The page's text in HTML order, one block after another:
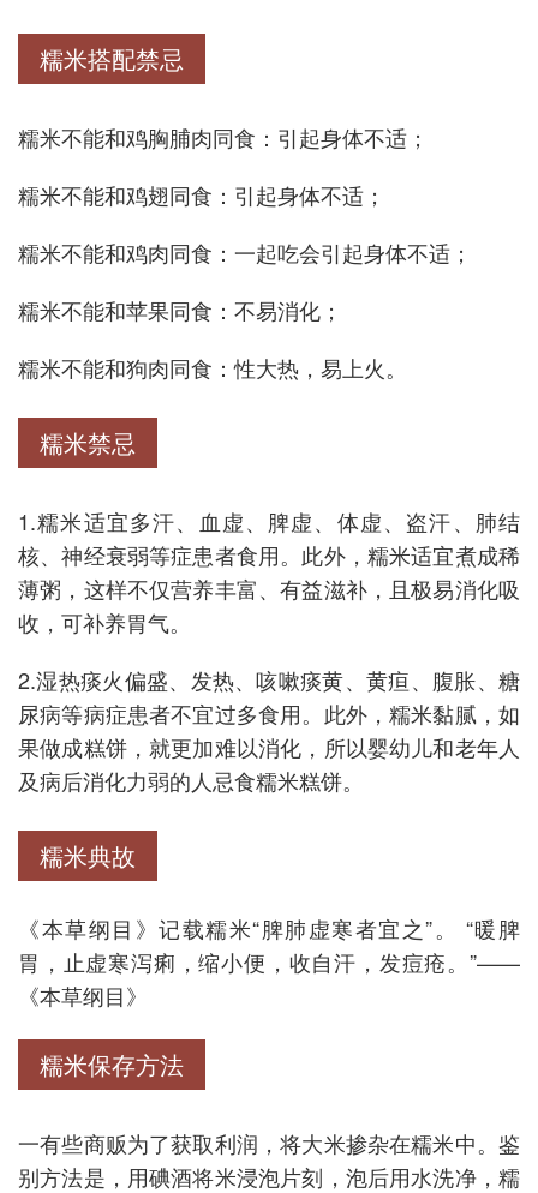
糯米搭配禁忌
糯米不能和鸡胸脯肉同食：引起身体不适；
糯米不能和鸡翅同食：引起身体不适；
糯米不能和鸡肉同食：一起吃会引起身体不适；
糯米不能和苹果同食：不易消化；
糯米不能和狗肉同食：性大热，易上火。
糯米禁忌
1.糯米适宜多汗、血虚、脾虚、体虚、盗汗、肺结
核、神经衰弱等症患者食用。此外，糯米适宜煮成稀
薄粥，这样不仅营养丰富、有益滋补，且极易消化吸
收，可补养胃气。
2.湿热痰火偏盛、发热、咳嗽痰黄、黄疸、腹胀、糖
尿病等病症患者不宜过多食用。此外，糯米黏腻，如
果做成糕饼，就更加难以消化，所以婴幼儿和老年人
及病后消化力弱的人忌食糯米糕饼。
糯米典故
《本草纲目》记载糯米“脾肺虚寒者宜之”。 “暖脾
胃，止虚寒泻痢，缩小便，收自汗，发痘疮。”——
《本草纲目》
糯米保存方法
一有些商贩为了获取利润，将大米掺杂在糯米中。鉴
别方法是，用碘酒将米浸泡片刻，泡后用水洗净，糯